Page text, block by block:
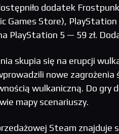
dodatek
Games Store), PlayStation
PlayStation 5 — 59 zł.
skupia się na erupcji
nowe zagrożenia
wulkaniczną. Do gry
mapy scenariuszy.
Steam znajduje